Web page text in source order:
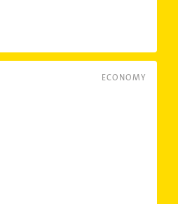
ECONOMY